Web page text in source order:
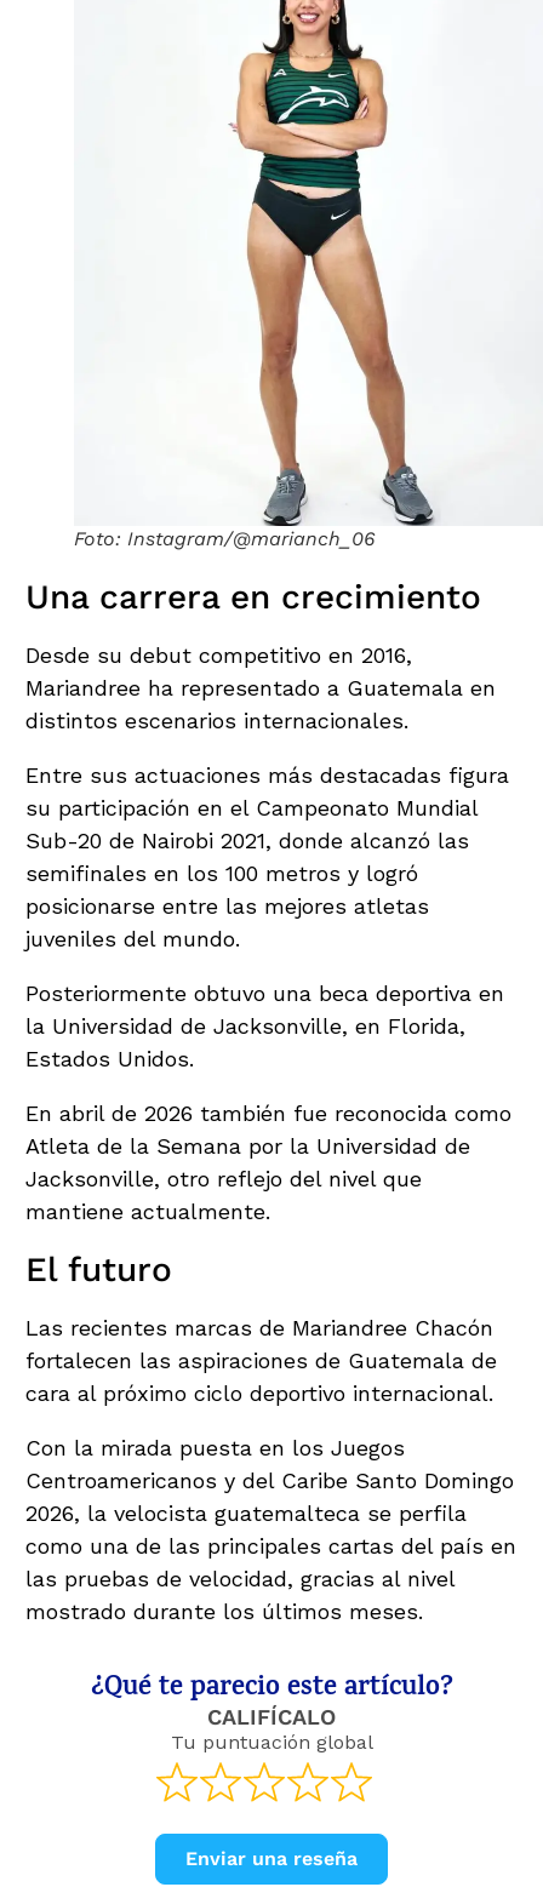
Foto: Instagram/@marianch_06
Una carrera en crecimiento
Desde su debut competitivo en 2016,
Mariandree ha representado a Guatemala en
distintos escenarios internacionales.
Entre sus actuaciones más destacadas figura
su participación en el Campeonato Mundial
Sub-20 de Nairobi 2021, donde alcanzó las
semifinales en los 100 metros y logró
posicionarse entre las mejores atletas
juveniles del mundo.
Posteriormente obtuvo una beca deportiva en
la Universidad de Jacksonville, en Florida,
Estados Unidos.
En abril de 2026 también fue reconocida como
Atleta de la Semana por la Universidad de
Jacksonville, otro reflejo del nivel que
mantiene actualmente.
El futuro
Las recientes marcas de Mariandree Chacón
fortalecen las aspiraciones de Guatemala de
cara al próximo ciclo deportivo internacional.
Con la mirada puesta en los Juegos
Centroamericanos y del Caribe Santo Domingo
2026, la velocista guatemalteca se perfila
como una de las principales cartas del país en
las pruebas de velocidad, gracias al nivel
mostrado durante los últimos meses.
¿Qué te parecio este artículo?
CALIFÍCALO
Tu puntuación global
Enviar una reseña